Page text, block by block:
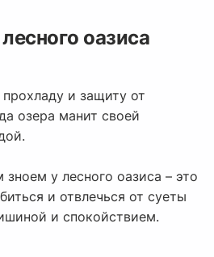
оазиса
и защиту от
озера манит своей
у лесного оазиса – это
и отвлечься от суеты
и спокойствием.